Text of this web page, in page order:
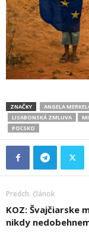
ZNAČKY ANGELA
LISABONSKÁ ZMLUVA
POĽSKO
Predch. článok
KOZ: Švajčiarske
nikdy